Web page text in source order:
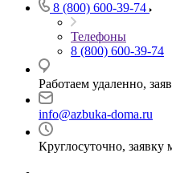
8 (800) 600-39-74
Телефоны
8 (800) 600-39-74
Работаем удаленно,
info@azbuka-doma.ru
Круглосуточно, заявку